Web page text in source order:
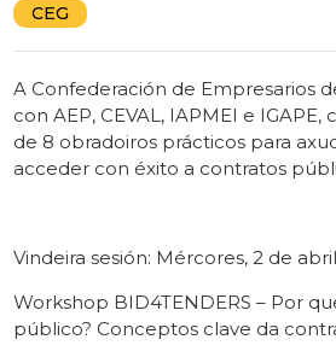
CEG
A Confederación de Empresarios
con AEP, CEVAL, IAPMEI e
de 8 obradoiros prácticos para
acceder con éxito a contratos
Vindeira sesión: Mércores, 2 de
Workshop BID4TENDERS – Por
público? Conceptos clave da